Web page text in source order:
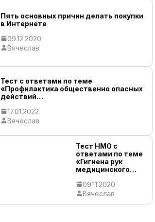
Пять основных причин делать покупки
в Интернете
09.12.2020
Вячеслав
Тест с ответами по теме
«Профилактика общественно опасных
действий…
17.01.2022
Вячеслав
Тест НМО с
ответами по теме
«Гигиена рук
медицинского…
09.11.2020
Вячеслав